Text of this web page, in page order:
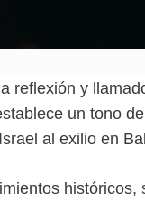
reflexión y
un tono de
al exilio en
históricos,